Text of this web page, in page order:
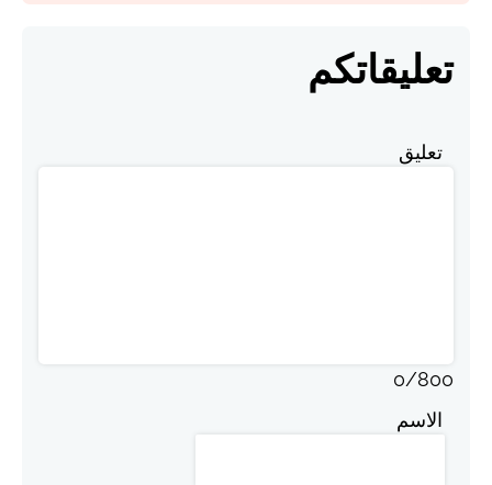
تعليقاتكم
تعليق
0/800
الاسم